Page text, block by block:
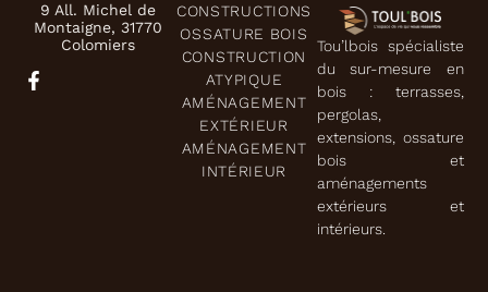
Tou’lbois spécialiste
du sur-mesure en
bois : terrasses,
pergolas,
extensions, ossature
bois et
aménagements
extérieurs et
intérieurs.
CONSTRUCTIONS
OSSATURE BOIS
CONSTRUCTION
ATYPIQUE
AMÉNAGEMENT
EXTÉRIEUR
AMÉNAGEMENT
INTÉRIEUR
9 All. Michel de
Montaigne, 31770
Colomiers